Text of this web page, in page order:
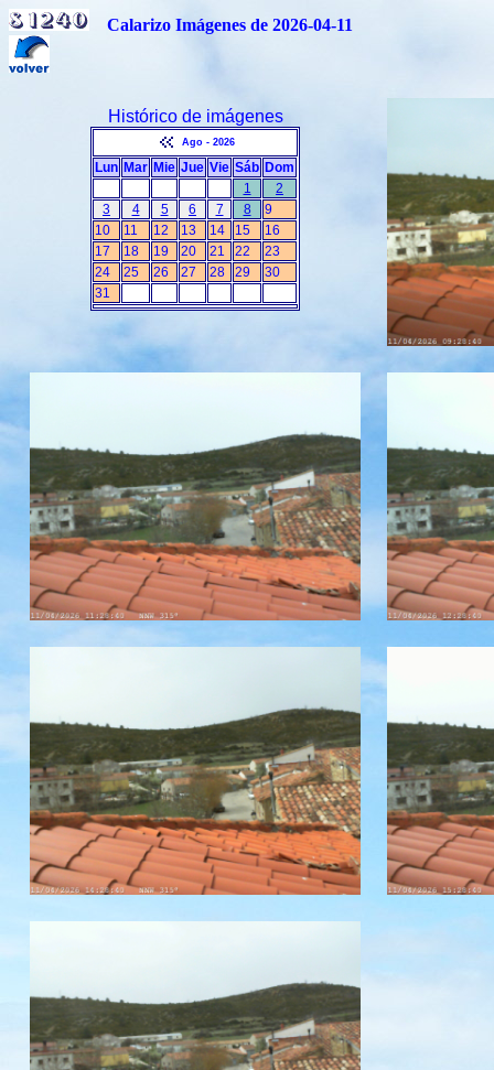
Calarizo Imágenes de 2026-04-11
Histórico de imágenes
Ago - 2026
Lun Mar Mie Jue Vie Sáb Dom
1
2
3
4 5 6 7 8
9
10
11 12 13 14 15
16
17
18 19 20 21 22
23
24
25 26 27 28 29
30
31